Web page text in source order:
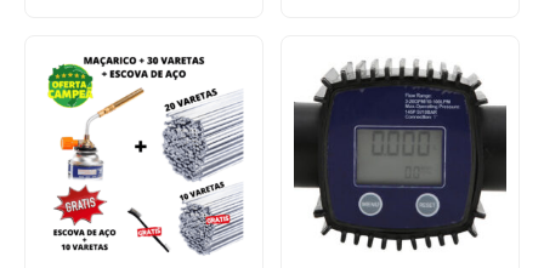
R$89,28
através